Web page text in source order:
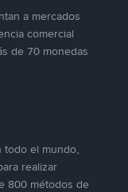
a mercados
comercial
de 70 monedas
todo el mundo,
realizar
800 métodos de